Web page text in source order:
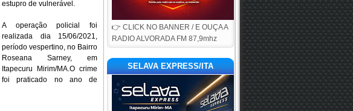
estupro de vulnerável.
A operação policial foi
realizada dia 15/06/2021,
período vespertino, no Bairro
Roseana Sarney, em
Itapecuru Mirim/MA.O crime
foi praticado no ano de
👉 CLICK NO BANNER / E OUÇA A
RADIO ALVORADA FM 87,9mhz
SELAVA EXPRESS/ITA